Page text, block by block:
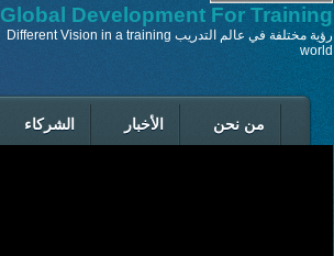
Global Development For Training
رؤية مختلفة في عالم التدريب Different Vision in a training
world
الشركاء الأخبار من نحن